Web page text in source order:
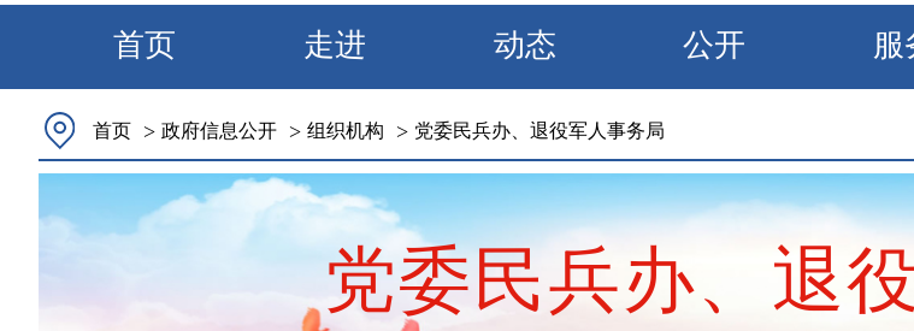
首页 走进 动态 公开 服
首页 > 政府信息公开 > 组织机构 > 党委民兵办、退役军人事务局
党委民兵办、退